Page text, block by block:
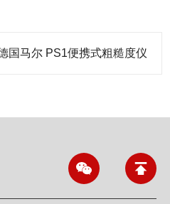
国马尔 PS1便携式粗糙度仪